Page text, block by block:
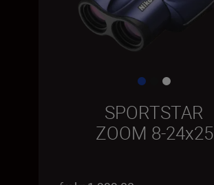
SPORTSTAR
ZOOM 8-24x25